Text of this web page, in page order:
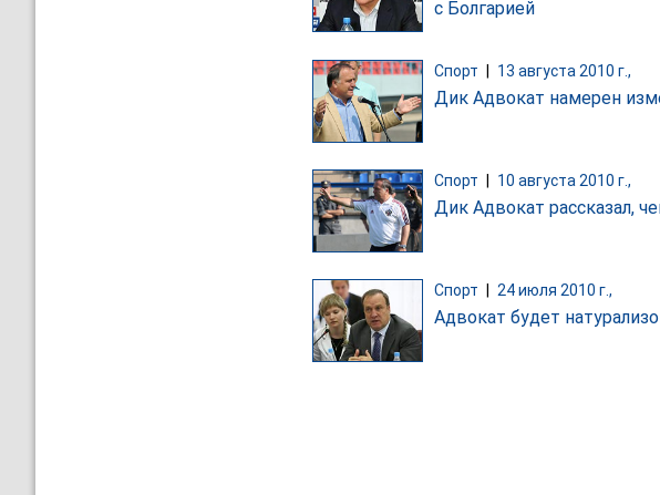
с Болгарией
Спорт 13 августа 2010 г.,
Дик Адвокат намерен
Спорт 10 августа 2010 г.,
Дик Адвокат рассказал,
Спорт 24 июля 2010 г.,
Адвокат будет